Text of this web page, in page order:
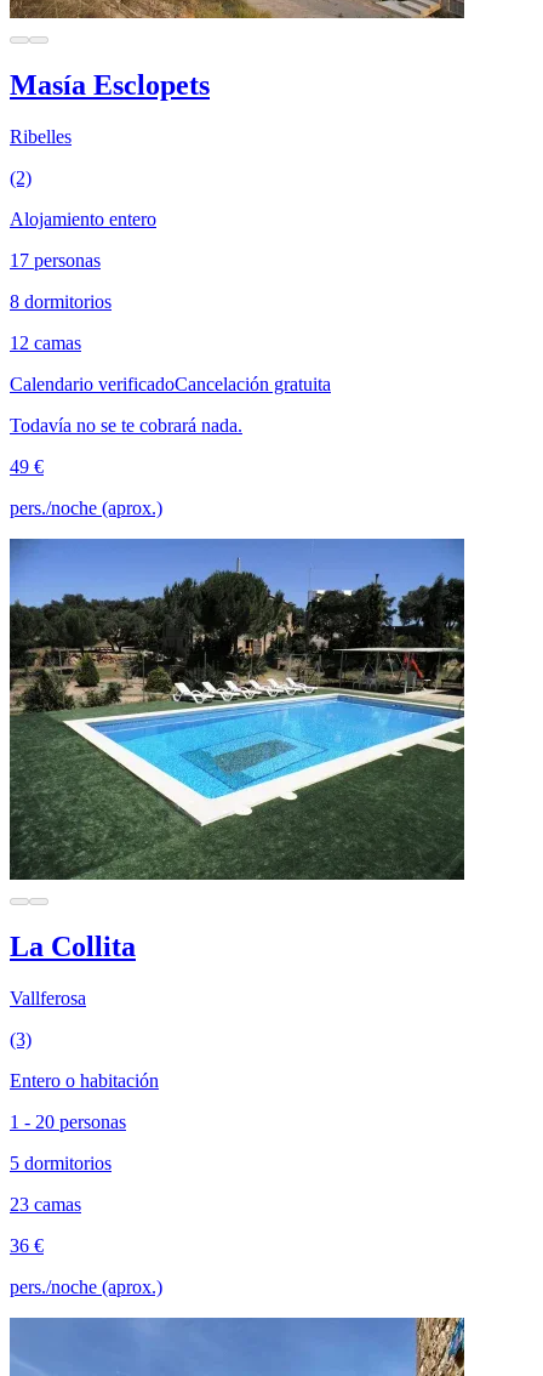
Masía Esclopets
Ribelles
(2)
Alojamiento entero
17 personas
8 dormitorios
12 camas
Calendario verificadoCancelación gratuita
Todavía no se te cobrará nada.
49 €
pers./noche (aprox.)
La Collita
Vallferosa
(3)
Entero o habitación
1 - 20 personas
5 dormitorios
23 camas
36 €
pers./noche (aprox.)